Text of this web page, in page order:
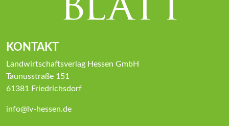
KONTAKT
Landwirtschaftsverlag Hessen GmbH
Taunusstraße 151
61381 Friedrichsdorf
info@lv-hessen.de